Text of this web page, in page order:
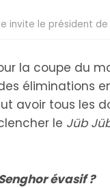
invite le président
la coupe du
éliminations
avoir tous les
le Jüb
évasif ?